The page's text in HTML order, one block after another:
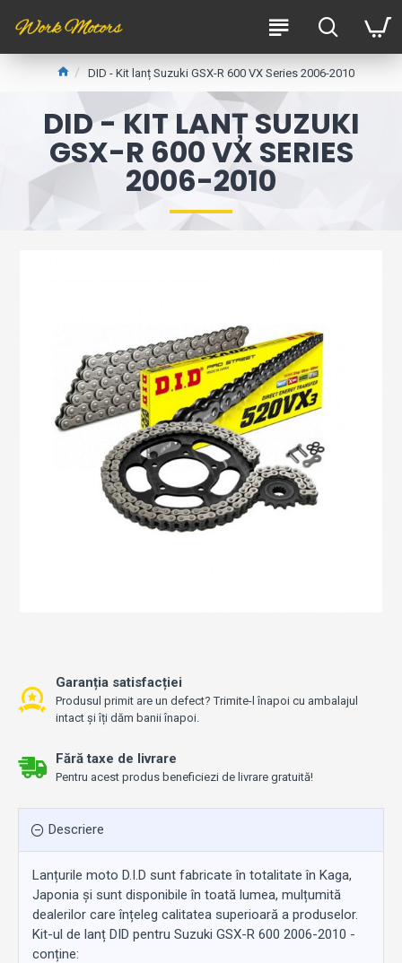
DID - Kit lanț Suzuki GSX-R 600 VX Series 2006-2010
DID - KIT LANȚ SUZUKI
GSX-R 600 VX SERIES
2006-2010
Fără taxe de livrare
Pentru acest produs beneficiezi de livrare gratuită!
Garanția satisfacției
Produsul primit are un defect? Trimite-l înapoi cu ambalajul
intact și îți dăm banii înapoi.
Descriere
Lanțurile moto D.I.D sunt fabricate în totalitate în Kaga,
Japonia și sunt disponibile în toată lumea, mulțumită
dealerilor care înțeleg calitatea superioară a produselor.
Kit-ul de lanț DID pentru Suzuki GSX-R 600 2006-2010 -
conține: